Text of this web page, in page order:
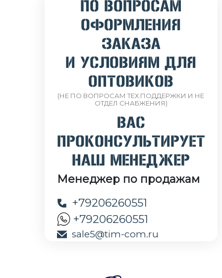
ПО ВОПРОСАМ
ОФОРМЛЕНИЯ
ЗАКАЗА
И УСЛОВИЯМ ДЛЯ
ОПТОВИКОВ
(НЕ ПО ВОПРОСАМ ТЕХ.ПОДДЕРЖКИ И НЕ
ОТДЕЛ СНАБЖЕНИЯ)
ВАС
ПРОКОНСУЛЬТИРУЕТ
НАШ МЕНЕДЖЕР
Менеджер по продажам
+79206260551
+79206260551
sale5@tim-com.ru